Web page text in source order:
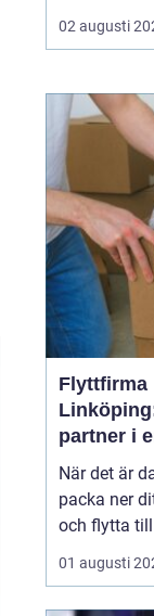
i Mölndal
frågan: var
Mölndal
hand om
02 augusti
Flyttfirma
partner i
flytt
När det är
packa ner
och flytta
kan det vara
01 augusti